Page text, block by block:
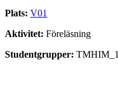
Plats: V01
Aktivitet: Föreläsning
Studentgrupper: TMHIM_1